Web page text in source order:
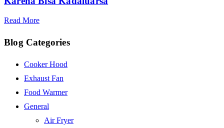
Read More
Blog Categories
Cooker Hood
Exhaust Fan
Food Warmer
General
Air Fryer